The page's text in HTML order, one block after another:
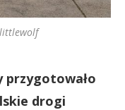
drogi